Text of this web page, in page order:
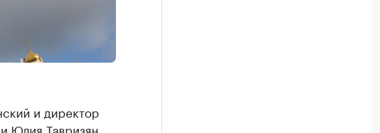
и директор
Юлия Тавризян